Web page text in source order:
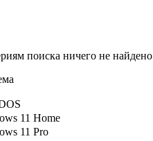
поиска ничего не найдено
11 Home
11 Pro